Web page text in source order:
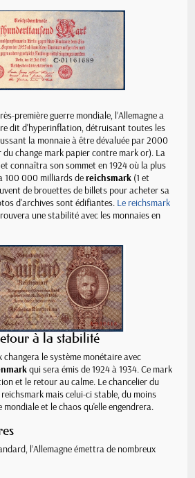
première guerre mondiale, l’Allemagne a
dit d'hyperinflation, détruisant toutes les
la monnaie à être dévaluée par 2000
change mark papier contre mark or). La
connaîtra son sommet en 1924 où la plus
100 000 milliards dereichsmark (1 et
de brouettes de billets pour acheter sa
d'archives sont édifiantes. Le reichsmark
une stabilité avec les monnaies en
à la stabilité
le système monétaire avec
qui sera émis de 1924 à 1934. Ce mark
et le retour au calme. Le chancelier du
mais celui-ci stable, du moins
mondiale et le chaos qu'elle engendrera.
l’Allemagne émettra de nombreux